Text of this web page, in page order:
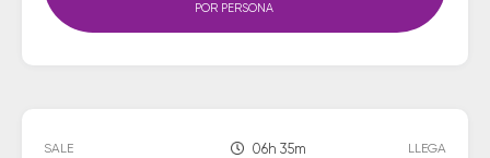
POR PERSONA
SALE 06h 35m LLEGA